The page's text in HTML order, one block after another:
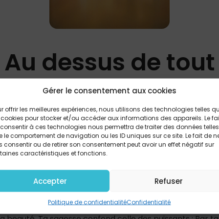
Gérer le consentement aux cookies
offrir les meilleures expériences, nous utilisons des technologies telles
pour stocker et/ou accéder aux informations des appareils. Le
à ces technologies nous permettra de traiter des données telles
le comportement de navigation ou les ID uniques sur ce site. Le fait de
consentir ou de retirer son consentement peut avoir un effet négatif sur
caractéristiques et fonctions.
Accepter Refuser
Politique de confidentialitéConfidentialité
Au dessus de tout
David Durham
PARTAGER
montent vers ta demeure. Dieu véritable, Souverain,
tes oeuvres, Seigneur, Les cieux racontent la
de tout tu règnes. Toutes nos vies t'appartiennent.
les autres dieux tomberont, Tous les rois se